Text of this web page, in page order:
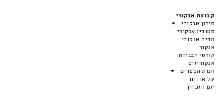
קבוצת אנקורי
תיכון אנקורי
סטודיו אנקורי
מדיה אנקורי
אנקור
קורסי הבגרות
אנקוריזום
חנות הספרים
על אודות
יום הזכרון